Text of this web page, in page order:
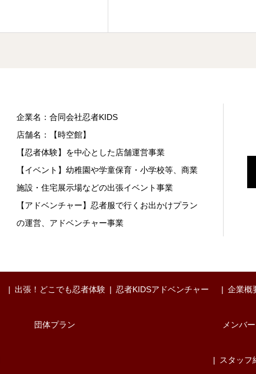
企業名：合同会社忍者KIDS
店舗名：【時空館】
【忍者体験】を中心とした店舗運営事業
【イベント】幼稚園や学童保育・小学校等、商業
施設・住宅展示場などの出張イベント事業
【アドベンチャー】忍者服で行くお出かけプラン
の運営、アドベンチャー事業
出張！どこでも忍者体験
団体プラン
忍者KIDSアドベンチャー 企業概
メンバー
スタッフ